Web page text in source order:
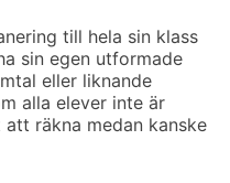
till hela sin klass
sin egen utformade
eller liknande
alla elever inte är
räkna medan kanske